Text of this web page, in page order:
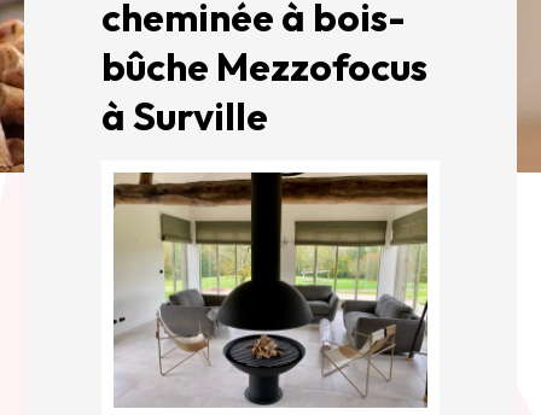
cheminée à bois-
bûche Mezzofocus
à Surville